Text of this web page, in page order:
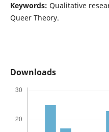
Keywords: Qualitative
Queer Theory.
Downloads